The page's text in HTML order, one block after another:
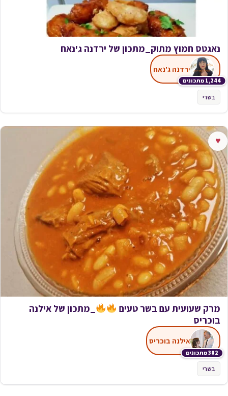
נאגטס חמוץ מתוק_מתכון של ירדנה ג'נאח
1,244 מתכונים
ירדנה ג'נאח
בשרי
♥
מרק שעועית עם בשר טעים
_מתכון של אילנה
בוכריס
302 מתכונים
אילנה בוכריס
בשרי